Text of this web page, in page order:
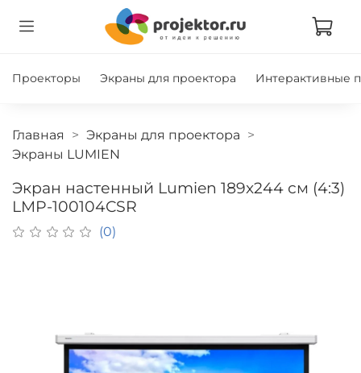
Проекторы Экраны для проектора Интерактивные
Главная
Экраны для проектора
Экраны LUMIEN
Экран настенный Lumien 189x244 см (4:3)
LMP-100104CSR
(0)